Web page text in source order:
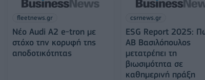
fleetnews.gr
Νέο Audi A2 e-tron με
στόχο την κορυφή της
αποδοτικότητας
csrnews.gr
ESG Report 2025:
ΑΒ Βασιλόπουλος
μετατρέπει τη
βιωσιμότητα σε
καθημερινή πράξη